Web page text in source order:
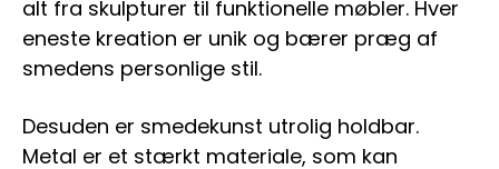
alt fra skulpturer til funktionelle møbler. Hver
eneste kreation er unik og bærer præg af
smedens personlige stil.
Desuden er smedekunst utrolig holdbar.
Metal er et stærkt materiale, som kan